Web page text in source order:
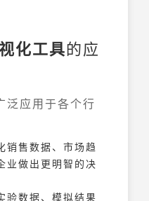
化工具的应
泛应用于各个行
销售数据、市场趋
业做出更明智的决
验数据、模拟结果